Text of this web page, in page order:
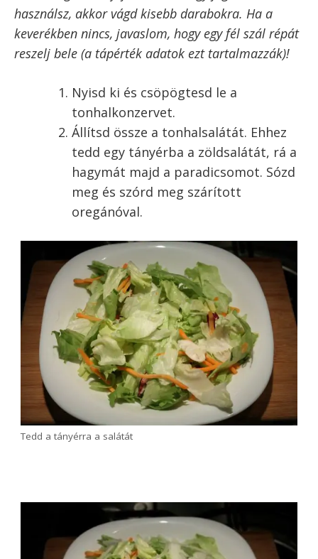
Ezt akár korábban is megcsinálhatod, mivel a főtt
tojás kiválóan eláll hűtőben több napig is. Sőt,
mint hideg salátához, a nem meleg tojás jobban is
illik hozzá.
Vágd fel a paradicsomot gerezdekre.
Vágd fel a hagymát vékony
szeletekre.
Lilahagyma vagy újhagyma is tökéletes ebbe a
tonhalsalátába.
A tojásokat pucold meg és vágd
negyedekbe.
Ha szükséges, készítsd elő a salátát.
Használhatsz csomagolt vegyes zöld salátát, ezzel
nincs dolgod. Ha fejes salátát vagy jégsalátát
használsz, akkor vágd kisebb darabokra. Ha a
keverékben nincs, javaslom, hogy egy fél szál répát
reszelj bele (a tápérték adatok ezt tartalmazzák)!
Állítsd össze a tonhalsalátát. Ehhez
tedd egy tányérba a zöldsalátát, rá a
hagymát majd a paradicsomot. Sózd